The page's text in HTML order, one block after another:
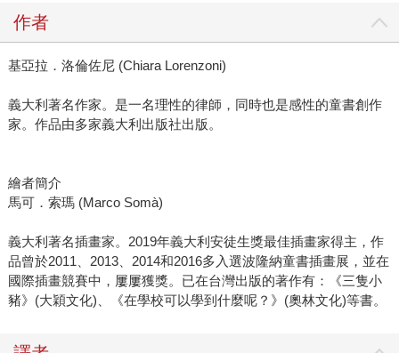
作者
基亞拉．洛倫佐尼 (Chiara Lorenzoni)
義大利著名作家。是一名理性的律師，同時也是感性的童書創作
家。作品由多家義大利出版社出版。
繪者簡介
馬可．索瑪 (Marco Somà)
義大利著名插畫家。2019年義大利安徒生獎最佳插畫家得主，作
品曾於2011、2013、2014和2016多入選波隆納童書插畫展，並在
國際插畫競賽中，屢屢獲獎。已在台灣出版的著作有：《三隻小
豬》(大穎文化)、《在學校可以學到什麼呢？》(奧林文化)等書。